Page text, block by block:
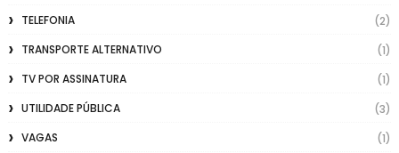
TELEFONIA
(2)
TRANSPORTE ALTERNATIVO
(1)
TV POR ASSINATURA
(1)
UTILIDADE PÚBLICA
(3)
VAGAS
(1)